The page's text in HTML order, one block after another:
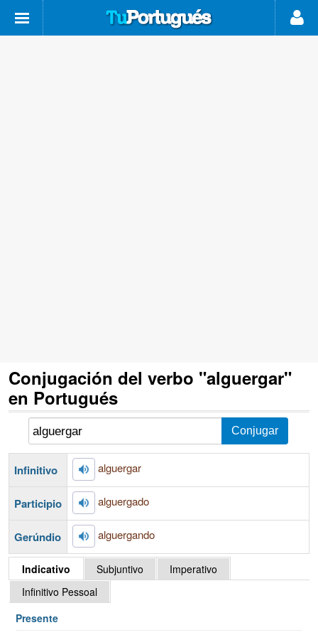
Conjugación del verbo "alguergar"
en Portugués
Infinitivo alguergar
Participio alguergado
Gerúndio alguergando
Indicativo Subjuntivo
Imperativo
Infinitivo Pessoal
Presente